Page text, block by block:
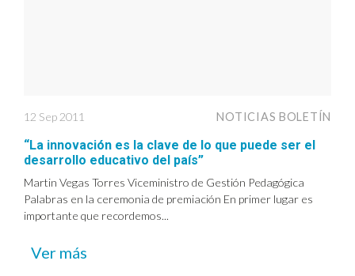
12 Sep 2011 NOTICIAS BOLETÍN
“La innovación es la clave de lo que puede ser el
desarrollo educativo del país”
Martin Vegas Torres Viceministro de Gestión Pedagógica
Palabras en la ceremonia de premiación En primer lugar es
importante que recordemos...
Ver más